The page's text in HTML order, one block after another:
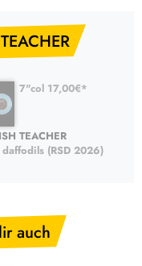
7"col 17,00€*
TEACHER
daffodils (RSD 2026)
auch